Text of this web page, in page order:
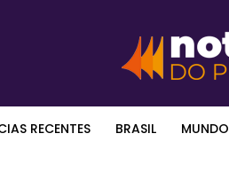
RECENTES BRASIL MUNDO